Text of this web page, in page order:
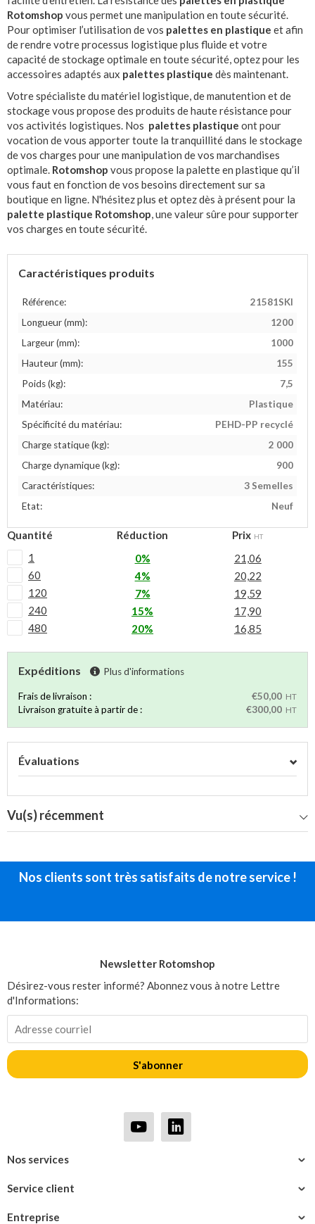
Rotomshop vous permet une manipulation en toute sécurité.
Pour optimiser l’utilisation de vos palettes en plastique et afin
de rendre votre processus logistique plus fluide et votre
capacité de stockage optimale en toute sécurité, optez pour les
accessoires adaptés aux palettes plastique dès maintenant.
Votre spécialiste du matériel logistique, de manutention et de
stockage vous propose des produits de haute résistance pour
vos activités logistiques. Nos palettes plastique ont pour
vocation de vous apporter toute la tranquillité dans le stockage
de vos charges pour une manipulation de vos marchandises
optimale. Rotomshop vous propose la palette en plastique qu’il
vous faut en fonction de vos besoins directement sur sa
boutique en ligne. N'hésitez plus et optez dès à présent pour la
palette plastique Rotomshop, une valeur sûre pour supporter
vos charges en toute sécurité.
Caractéristiques produits
Référence:
21581SKI
Longueur (mm):
1200
Largeur (mm):
1000
Hauteur (mm):
155
Poids (kg):
7,5
Matériau:
Plastique
Spécificité du matériau:
PEHD-PP recyclé
Charge statique (kg):
2 000
Charge dynamique (kg):
900
Caractéristiques:
3 Semelles
Etat:
Neuf
Quantité Réduction Prix HT
1 0%
21,06
60
4%
20,22
120
7%
19,59
240
15%
17,90
480
20% 16,85
Expéditions Plus d'informations
Frais de livraison : €50,00 HT
Livraison gratuite à partir de : €300,00 HT
Évaluations
Vu(s) récemment
Nos clients sont très satisfaits de notre service !
Entreprise
Service client
Nos services
Newsletter Rotomshop
Désirez-vous rester informé? Abonnez vous à notre Lettre
d'Informations:
S'abonner